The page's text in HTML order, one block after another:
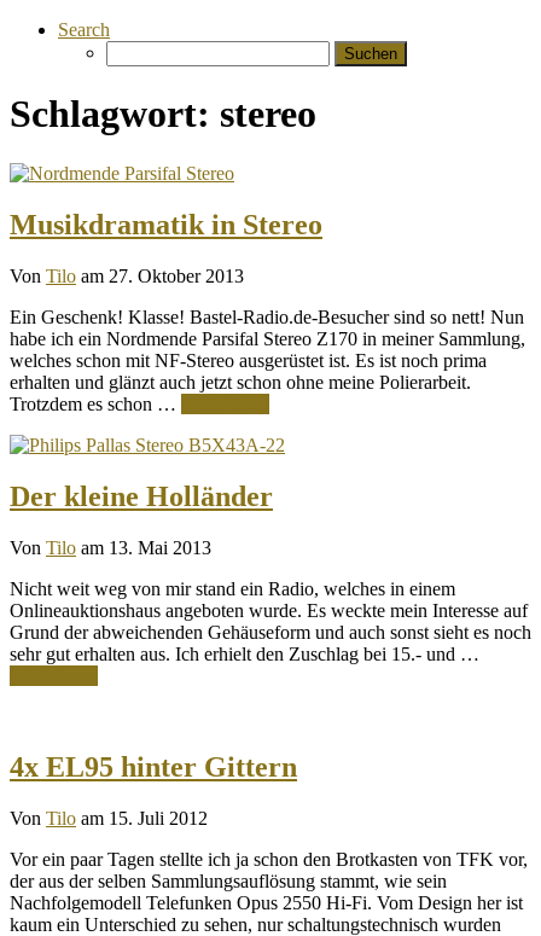
Search
nach:
Schlagwort: stereo
Musikdramatik in Stereo
Von Tilo am 27. Oktober 2013
Ein Geschenk! Klasse! Bastel-Radio.de-Besucher sind so nett! Nun
habe ich ein Nordmende Parsifal Stereo Z170 in meiner Sammlung,
welches schon mit NF-Stereo ausgerüstet ist. Es ist noch prima
erhalten und glänzt auch jetzt schon ohne meine Polierarbeit.
Trotzdem es schon …
Der kleine Holländer
Von Tilo am 13. Mai 2013
Nicht weit weg von mir stand ein Radio, welches in einem
Onlineauktionshaus angeboten wurde. Es weckte mein Interesse auf
Grund der abweichenden Gehäuseform und auch sonst sieht es noch
sehr gut erhalten aus. Ich erhielt den Zuschlag bei 15.- und …
4x EL95 hinter Gittern
Von Tilo am 15. Juli 2012
Vor ein paar Tagen stellte ich ja schon den Brotkasten von TFK vor,
der aus der selben Sammlungsauflösung stammt, wie sein
Nachfolgemodell Telefunken Opus 2550 Hi-Fi. Vom Design her ist
kaum ein Unterschied zu sehen, nur schaltungstechnisch wurden